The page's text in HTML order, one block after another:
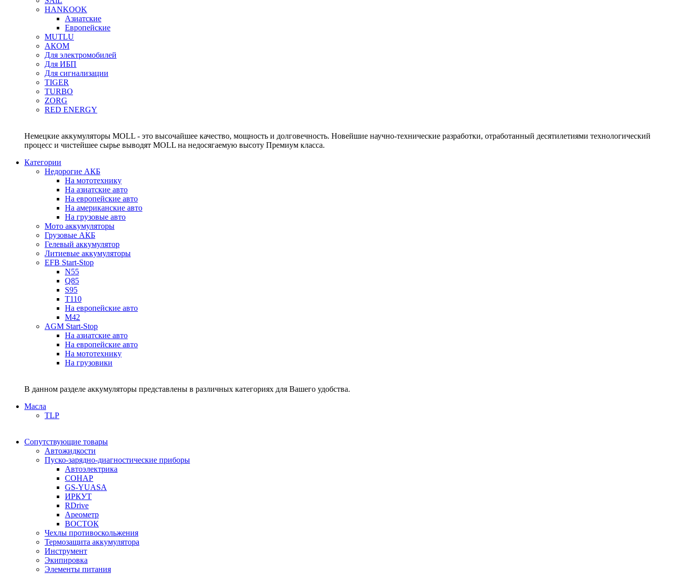
HANKOOK
Азиатские
Европейские
MUTLU
АКОМ
Для электромобилей
Для ИБП
Для сигнализации
TIGER
TURBO
ZORG
RED ENERGY
Немецкие аккумуляторы MOLL - это высочайшее качество, мощность и долговечность. Новейшие научно-технические разработки, отработанный десятилетиями технологический
процесс и чистейшее сырье выводят MOLL на недосягаемую высоту Премиум класса.
Категории
Недорогие АКБ
На мототехнику
На азиатские авто
На европейские авто
На американские авто
На грузовые авто
Мото аккумуляторы
Грузовые АКБ
Гелевый аккумулятор
Литиевые аккумуляторы
EFB Start-Stop
N55
Q85
S95
T110
На европейские авто
M42
AGM Start-Stop
На азиатские авто
На европейские авто
На мототехнику
На грузовики
В данном разделе аккумуляторы представлены в различных категориях для Вашего удобства.
Масла
TLP
Сопутствующие товары
Автожидкости
Пуско-зарядно-диагностические приборы
Автоэлектрика
СОНАР
GS-YUASA
ИРКУТ
RDrive
Ареометр
ВОСТОК
Чехлы противоскольжения
Термозащита аккумулятора
Инструмент
Экипировка
Элементы питания